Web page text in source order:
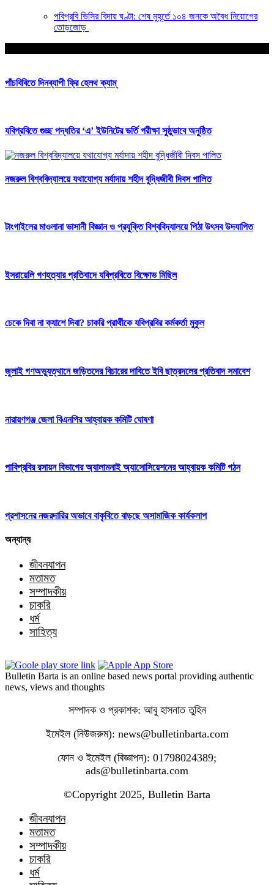
পবিপ্রবি ভিসির বিদায় ঘণ্টা: শেষ মুহূর্তে ১০৪ জনকে অবৈধ নিয়োগের
তোড়জোড়
পাঁচবিবিতে দিনব্যাপী ফ্রি হেলথ ক্যাম্
যবিপ্রবিতে গুচ্ছ পদ্ধতির ‘এ’ ইউনিটের ভর্তি পরীক্ষা সুষ্ঠুভাবে অনুষ্ঠিত
নজরুল বিশ্ববিদ্যালয়ে যথাযোগ্য মর্যাদায় শহীদ বুদ্ধিজীবী দিবস পালিত
টাংগাইলের মাওলানা ভাসানী বিজ্ঞান ও প্রযুক্তি বিশ্ববিদ্যালয়ে পিঠা উৎসব উদযাপিত
ইসরায়েলি গণহত্যার প্রতিবাদে যবিপ্রবিতে বিক্ষোভ মিছিল
চেকে দিবা না ক্যাশে দিবা? চাকরি প্রার্থীকে যবিপ্রবির কর্মকর্তা মুকুল
জুলাই গণঅভ্যুত্থানে জড়িতদের বিচারের দাবিতে ইবি ছাত্রদলের প্রতিবাদ সমাবেশ
নারায়ণগঞ্জ জেলা বিএনপির আহ্বায়ক কমিটি ঘোষণা
পাবিপ্রবির রসায়ন বিভাগের অ্যালামনাই অ্যাসোসিয়েশনের আহ্বায়ক কমিটি গঠন
প্রশাসনের নজরদারির অভাবে বাকৃবিতে বাড়ছে অসামাজিক কার্যকলাপ
অন্যান্য
জীবনযাপন
মতামত
সম্পাদকীয়
চাকরি
ধর্ম
সাহিত্য
Bulletin Barta is an online based news portal providing authentic
news, views and thoughts
সম্পাদক ও প্রকাশক: আবু হাসনাত তুহিন
ইমেইল (নিউজরুম): news@bulletinbarta.com
ফোন ও ইমেইল (বিজ্ঞাপন): 01798024389;
ads@bulletinbarta.com
©️Copyright 2025, Bulletin Barta
জীবনযাপন
মতামত
সম্পাদকীয়
চাকরি
ধর্ম